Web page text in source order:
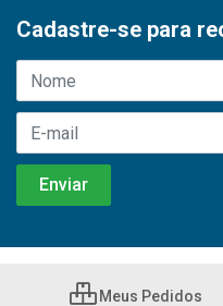
Cadastre-se para
Meus Pedidos